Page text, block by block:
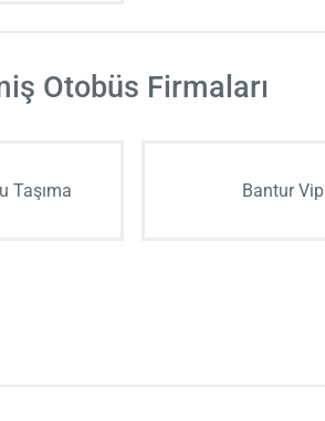
Otobüs Firmaları
Taşıma Bantur Vip